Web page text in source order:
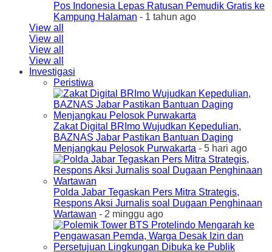
Pos Indonesia Lepas Ratusan Pemudik Gratis ke
Kampung Halaman - 1 tahun ago
View all
View all
View all
View all
Investigasi
Peristiwa
Zakat Digital BRImo Wujudkan Kepedulian,
BAZNAS Jabar Pastikan Bantuan Daging
Menjangkau Pelosok Purwakarta - 5 hari ago
Polda Jabar Tegaskan Pers Mitra Strategis,
Respons Aksi Jurnalis soal Dugaan Penghinaan
Wartawan - 2 minggu ago